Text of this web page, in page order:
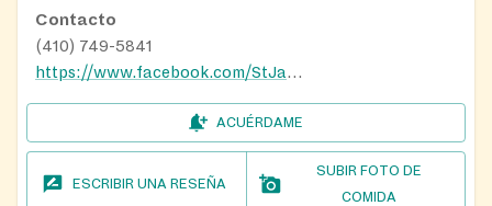
Contacto
(410) 749-5841
https://www.facebook.com/StJamesAMEZion/
ACUÉRDAME
ESCRIBIR UNA RESEÑA
SUBIR FOTO DE
COMIDA